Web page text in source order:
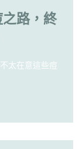
之路，終
太在意這些痘